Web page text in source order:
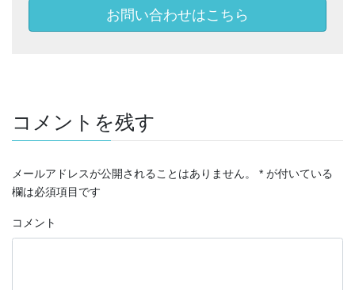
お問い合わせはこちら
コメントを残す
メールアドレスが公開されることはありません。 * が付いている
欄は必須項目です
コメント